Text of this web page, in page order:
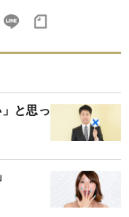
と思っ